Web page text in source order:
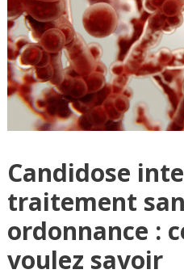
Candidose
traitement
ordonnance :
voulez savoir